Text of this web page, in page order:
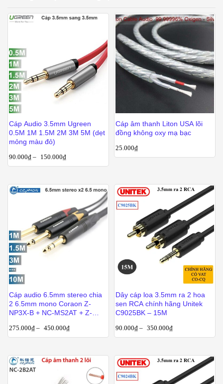
Cáp Audio 3.5mm Ugreen
0.5M 1M 1.5M 2M 3M 5M (dẹt
mỏng màu đỏ)
90.000₫ – 150.000₫
Cáp âm thanh Liton USA lõi
đồng không oxy mạ bạc
25.000₫
Cáp audio 6.5mm stereo chia
2 6.5mm mono Coraon Z-
NP3X-B + NC-MS2AT + Z-
275.000₫ – 450.000₫
Dây cáp loa 3.5mm ra 2 hoa
sen RCA chính hãng Unitek
C9025BK – 15M
90.000₫ – 350.000₫